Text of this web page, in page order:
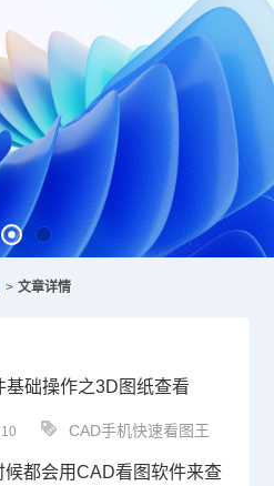
> 文章详情
础操作之3D图纸查看
CAD手机快速看图王
候都会用CAD看图软件来查